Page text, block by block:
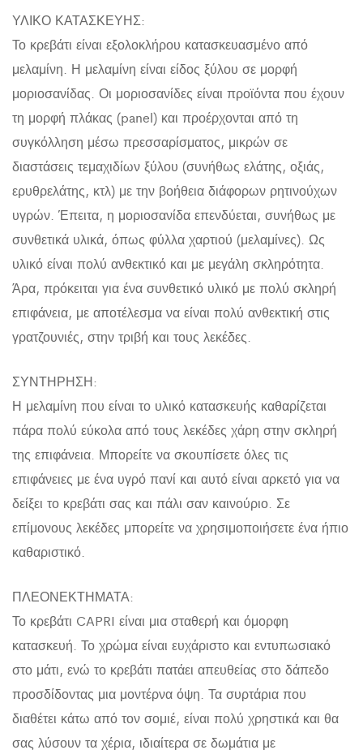
ΥΛΙΚΟ ΚΑΤΑΣΚΕΥΗΣ:
Το κρεβάτι είναι εξολοκλήρου κατασκευασμένο από
μελαμίνη. Η μελαμίνη είναι είδος ξύλου σε μορφή
μοριοσανίδας. Οι μοριοσανίδες είναι προϊόντα που έχουν
τη μορφή πλάκας (panel) και προέρχονται από τη
συγκόλληση μέσω πρεσσαρίσματος, μικρών σε
διαστάσεις τεμαχιδίων ξύλου (συνήθως ελάτης, οξιάς,
ερυθρελάτης, κτλ) με την βοήθεια διάφορων ρητινούχων
υγρών. Έπειτα, η μοριοσανίδα επενδύεται, συνήθως με
συνθετικά υλικά, όπως φύλλα χαρτιού (μελαμίνες). Ως
υλικό είναι πολύ ανθεκτικό και με μεγάλη σκληρότητα.
Άρα, πρόκειται για ένα συνθετικό υλικό με πολύ σκληρή
επιφάνεια, με αποτέλεσμα να είναι πολύ ανθεκτική στις
γρατζουνιές, στην τριβή και τους λεκέδες.
ΣΥΝΤΗΡΗΣΗ:
Η μελαμίνη που είναι το υλικό κατασκευής καθαρίζεται
πάρα πολύ εύκολα από τους λεκέδες χάρη στην σκληρή
της επιφάνεια. Μπορείτε να σκουπίσετε όλες τις
επιφάνειες με ένα υγρό πανί και αυτό είναι αρκετό για να
δείξει το κρεβάτι σας και πάλι σαν καινούριο. Σε
επίμονους λεκέδες μπορείτε να χρησιμοποιήσετε ένα ήπιο
καθαριστικό.
ΠΛΕΟΝΕΚΤΗΜΑΤΑ:
Το κρεβάτι CAPRI είναι μια σταθερή και όμορφη
κατασκευή. Το χρώμα είναι ευχάριστο και εντυπωσιακό
στο μάτι, ενώ το κρεβάτι πατάει απευθείας στο δάπεδο
προσδίδοντας μια μοντέρνα όψη. Τα συρτάρια που
διαθέτει κάτω από τον σομιέ, είναι πολύ χρηστικά και θα
σας λύσουν τα χέρια, ιδιαίτερα σε δωμάτια με